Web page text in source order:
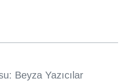
Beyza Yazıcılar